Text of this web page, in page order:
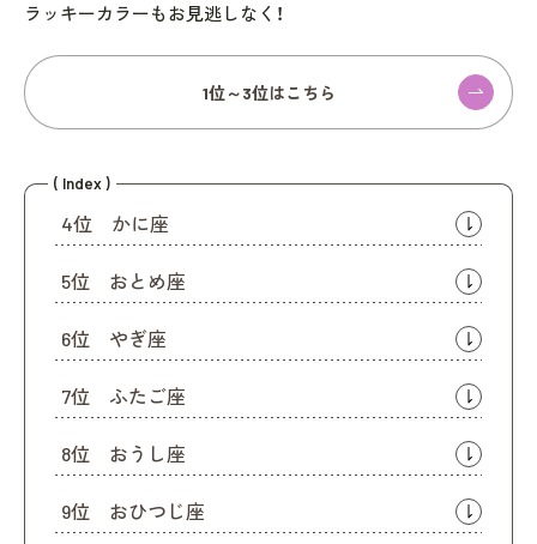
ラッキーカラーもお見逃しなく！
1位～3位はこちら
( Index )
4位 かに座
5位 おとめ座
6位 やぎ座
7位 ふたご座
8位 おうし座
9位 おひつじ座